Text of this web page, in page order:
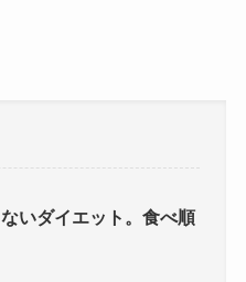
いダイエット。食べ順